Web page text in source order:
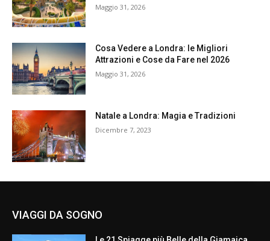
Maggio 31, 2026
Cosa Vedere a Londra: le Migliori
Attrazioni e Cose da Fare nel 2026
Maggio 31, 2026
Natale a Londra: Magia e Tradizioni
Dicembre 7, 2023
VIAGGI DA SOGNO